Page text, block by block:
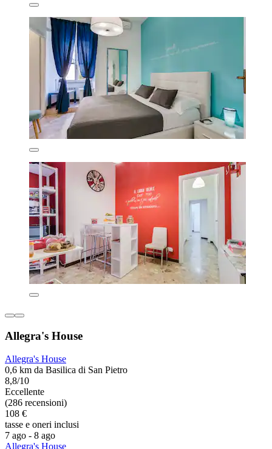
Allegra's House
Allegra's House
0,6 km da Basilica di San Pietro
8,8/10
Eccellente
(286 recensioni)
108 €
tasse e oneri inclusi
7 ago - 8 ago
Allegra's House